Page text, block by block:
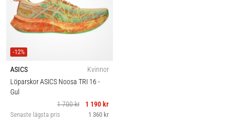
-12%
ASICS
Kvinnor
Löparskor ASICS Noosa TRI 16 -
Gul
1 700 kr
1 190 kr
Senaste lägsta pris 1 360 kr